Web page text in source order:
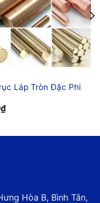
Láp Tròn Đặc Phi
₫
Hòa B, Bình Tân,